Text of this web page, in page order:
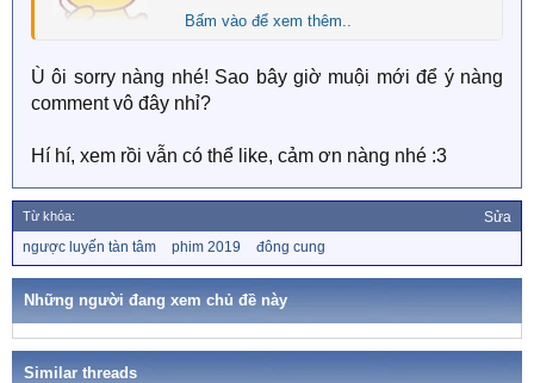
Bấm vào để xem thêm..
Ù ôi sorry nàng nhé! Sao bây giờ muội mới để ý nàng
comment vô đây nhỉ?
Hí hí, xem rồi vẫn có thể like, cảm ơn nàng nhé :3
Từ khóa: Sửa
ừ
k
ngược luyến tàn tâm phim 2019 đông cung
Những người đang xem chủ đề này
Similar threads